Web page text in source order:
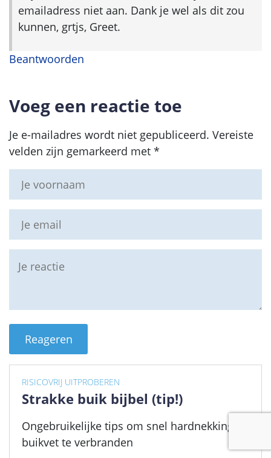
emailadress niet aan. Dank je wel als dit zou
kunnen, grtjs, Greet.
Beantwoorden
Voeg een reactie toe
Je e-mailadres wordt niet gepubliceerd. Vereiste
velden zijn gemarkeerd met *
RISICOVRIJ UITPROBEREN
Strakke buik bijbel (tip!)
Ongebruikelijke tips om snel hardnekking
buikvet te verbranden